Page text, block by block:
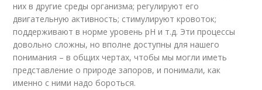
них в другие среды организма; регулируют его
двигательную активность; стимулируют кровоток;
поддерживают в норме уровень рН и т.д. Эти процессы
довольно сложны, но вполне доступны для нашего
понимания – в общих чертах, чтобы мы могли иметь
представление о природе запоров, и понимали, как
именно с ними надо бороться.